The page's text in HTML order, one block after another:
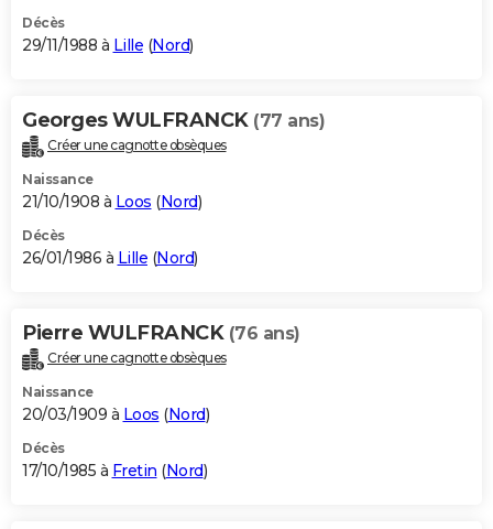
Décès
29/11/1988 à Lille (Nord)
Georges WULFRANCK (77 ans)
Créer une cagnotte obsèques
Naissance
21/10/1908 à Loos (Nord)
Décès
26/01/1986 à Lille (Nord)
Pierre WULFRANCK (76 ans)
Créer une cagnotte obsèques
Naissance
20/03/1909 à Loos (Nord)
Décès
17/10/1985 à Fretin (Nord)